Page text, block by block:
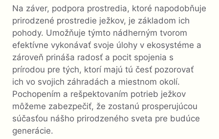
Na záver, podpora prostredia, ktoré napodobňuje
prirodzené prostredie ježkov, je základom ich
pohody. Umožňuje týmto nádherným tvorom
efektívne vykonávať svoje úlohy v ekosystéme a
zároveň prináša radosť a pocit spojenia s
prírodou pre tých, ktorí majú tú česť pozorovať
ich vo svojich záhradách a miestnom okolí.
Pochopením a rešpektovaním potrieb ježkov
môžeme zabezpečiť, že zostanú prosperujúcou
súčasťou nášho prirodzeného sveta pre budúce
generácie.